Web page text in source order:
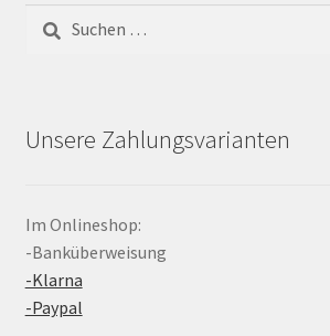
Suchen
nach:
Unsere Zahlungsvarianten
Im Onlineshop:
-Banküberweisung
-Klarna
-Paypal